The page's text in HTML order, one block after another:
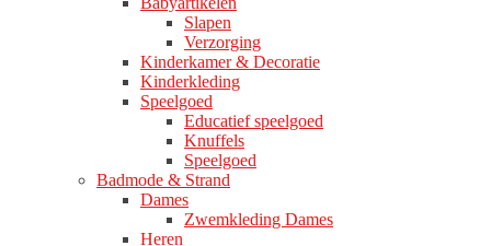
Slapen
Verzorging
Kinderkamer & Decoratie
Kinderkleding
Speelgoed
Educatief speelgoed
Knuffels
Speelgoed
Badmode & Strand
Dames
Zwemkleding Dames
Heren